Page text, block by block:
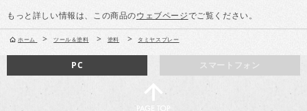
もっと詳しい情報は、この商品のウェブページでご覧ください。
ホーム > ツール＆塗料 > 塗料 > タミヤスプレー
スマートフォン
PC